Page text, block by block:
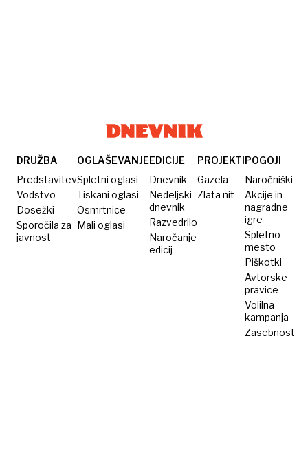
DRUŽBA
Predstavitev
Vodstvo
Dosežki
Sporočila za
javnost
OGLAŠEVANJE
Spletni oglasi
Tiskani oglasi
Osmrtnice
Mali oglasi
EDICIJE
Dnevnik
Nedeljski
dnevnik
Razvedrilo
Naročanje
edicij
PROJEKTI
Gazela
Zlata nit
POGOJI
Naročniški
Akcije in
nagradne
igre
Spletno
mesto
Piškotki
Avtorske
pravice
Volilna
kampanja
Zasebnost